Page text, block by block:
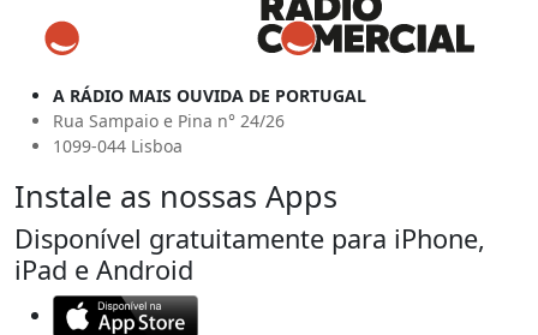
A RÁDIO MAIS OUVIDA DE PORTUGAL
Rua Sampaio e Pina n° 24/26
1099-044 Lisboa
Instale as nossas Apps
Disponível gratuitamente para iPhone,
iPad e Android